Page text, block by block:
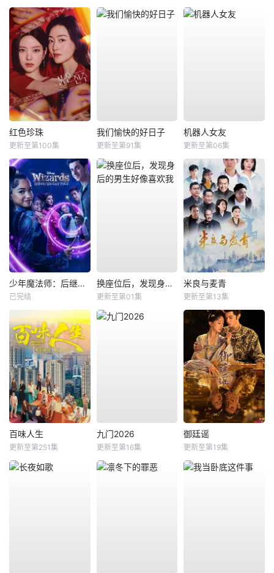
红色珍珠
更新至第100集
我们愉快的好日子
更新至第91集
机器人女友
更新至第06集
少年魔法师：后继者第三季
已完结
换座位后，发现身后的男生好像喜欢我
更新至第01集
米良与麦青
更新至第13集
百味人生
更新至第251集
九门2026
更新至第16集
御廷谣
更新至第19集